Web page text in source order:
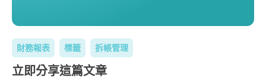
財務報表 標籤 拆帳管理
立即分享這篇文章